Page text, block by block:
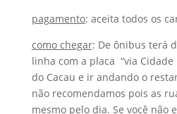
pagamento: aceita todos os
como chegar: De ônibus terá
linha com a placa “via Cidade
do Cacau e ir andando o
não recomendamos pois as
mesmo pelo dia. Se você não